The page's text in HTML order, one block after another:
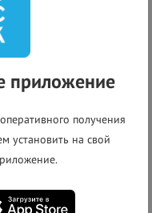
приложение
получения
установить на свой